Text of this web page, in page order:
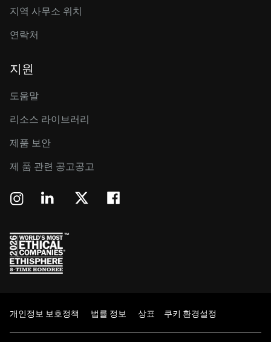
지역 사무소 위치
연락처
지원
도움말
리소스 라이브러리
제품 보안
제 품 관련 공고공고
개인정보 보호정책 법률 정보 상표 쿠키 환경설정